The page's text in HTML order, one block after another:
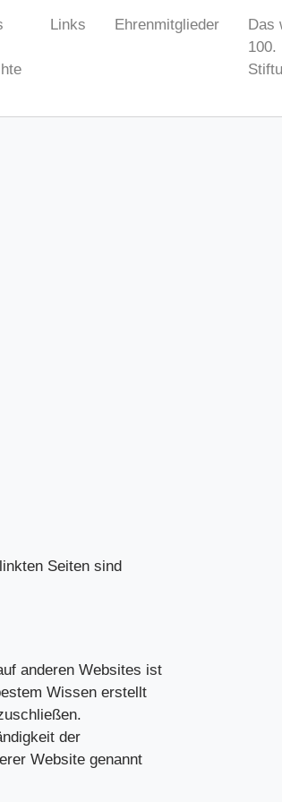
Links Ehrenmitglieder
Das
100.
Seiten sind
anderen Websites ist
Wissen erstellt
der
Website genannt